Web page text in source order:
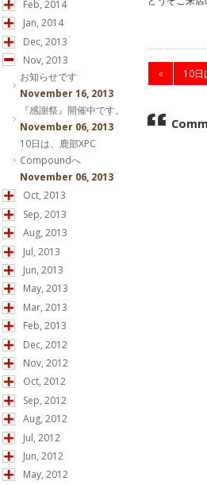
Feb, 2014
Jan, 2014
Dec, 2013
Nov, 2013
お知らせです
November 16, 2013
『感謝祭』開催中です。
November 06, 2013
10日は、鹿部XPC
Compoundへ
November 06, 2013
Oct, 2013
Sep, 2013
Aug, 2013
Jul, 2013
Jun, 2013
May, 2013
Mar, 2013
Feb, 2013
Dec, 2012
Nov, 2012
Oct, 2012
Sep, 2012
Aug, 2012
Jul, 2012
Jun, 2012
May, 2012
« 10日